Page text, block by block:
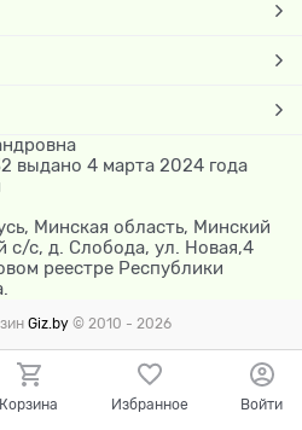
выдано 4 марта 2024 года
Минская область, Минский
с/с, д. Слобода, ул. Новая,4
реестре Республики
Giz.by © 2010 - 2026
Корзина Избранное Войти